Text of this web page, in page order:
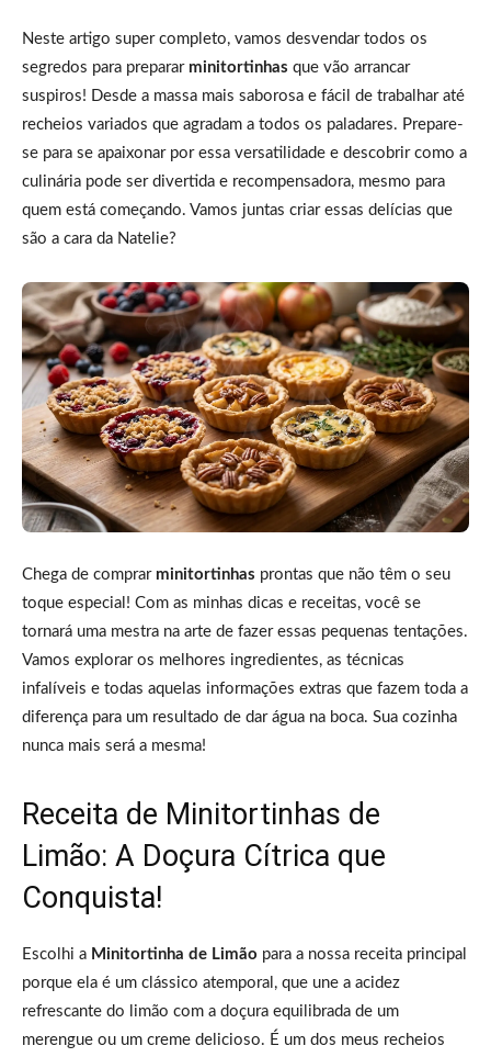
Neste artigo super completo, vamos desvendar todos os
segredos para preparar minitortinhas que vão arrancar
suspiros! Desde a massa mais saborosa e fácil de trabalhar até
recheios variados que agradam a todos os paladares. Prepare-
se para se apaixonar por essa versatilidade e descobrir como a
culinária pode ser divertida e recompensadora, mesmo para
quem está começando. Vamos juntas criar essas delícias que
são a cara da Natelie?
Chega de comprar minitortinhas prontas que não têm o seu
toque especial! Com as minhas dicas e receitas, você se
tornará uma mestra na arte de fazer essas pequenas tentações.
Vamos explorar os melhores ingredientes, as técnicas
infalíveis e todas aquelas informações extras que fazem toda a
diferença para um resultado de dar água na boca. Sua cozinha
nunca mais será a mesma!
Receita de Minitortinhas de
Limão: A Doçura Cítrica que
Conquista!
Escolhi a Minitortinha de Limão para a nossa receita principal
porque ela é um clássico atemporal, que une a acidez
refrescante do limão com a doçura equilibrada de um
merengue ou um creme delicioso. É um dos meus recheios